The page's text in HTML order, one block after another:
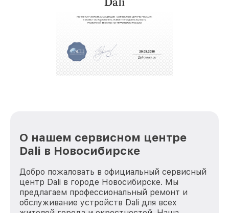
крупногабаритной техники, которые
обеспечат доставку устройств в сервис в
полной сохранности и бесплатно.
положительные отзывы и обрели отличную
репутацию. Мы постоянно совершенствуемся и
О нашем сервисном центре
Dali в Новосибирске
Добро пожаловать в официальный сервисный
центр Dali в городе Новосибирске. Мы
предлагаем профессиональный ремонт и
обслуживание устройств Dali для всех